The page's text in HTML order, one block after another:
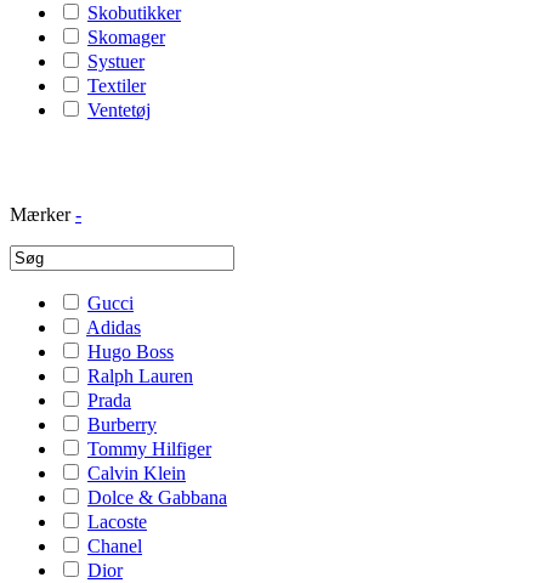
Skobutikker
Skomager
Systuer
Textiler
Ventetøj
Mærker -
Gucci
Adidas
Hugo Boss
Ralph Lauren
Prada
Burberry
Tommy Hilfiger
Calvin Klein
Dolce & Gabbana
Lacoste
Chanel
Dior